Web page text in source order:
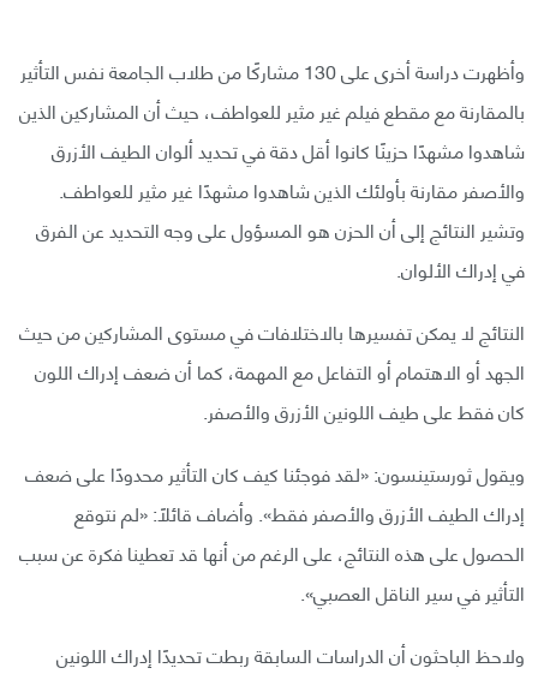
وأظهرت دراسة أخرى على 130 مشاركًا من طلاب الجامعة نفس التأثير
بالمقارنة مع مقطع فيلم غير مثير للعواطف، حيث أن المشاركين الذين
شاهدوا مشهدًا حزينًا كانوا أقل دقة في تحديد ألوان الطيف الأزرق
والأصفر مقارنة بأولئك الذين شاهدوا مشهدًا غير مثير للعواطف.
وتشير النتائج إلى أن الحزن هو المسؤول على وجه التحديد عن الفرق
في إدراك الألوان.
النتائج لا يمكن تفسيرها بالاختلافات في مستوى المشاركين من حيث
الجهد أو الاهتمام أو التفاعل مع المهمة، كما أن ضعف إدراك اللون
كان فقط على طيف اللونين الأزرق والأصفر.
ويقول ثورستينسون: «لقد فوجئنا كيف كان التأثير محدودًا على ضعف
إدراك الطيف الأزرق والأصفر فقط». وأضاف قائلًا: «لم نتوقع
الحصول على هذه النتائج، على الرغم من أنها قد تعطينا فكرة عن سبب
التأثير في سير الناقل العصبي».
ولاحظ الباحثون أن الدراسات السابقة ربطت تحديدًا إدراك اللونين